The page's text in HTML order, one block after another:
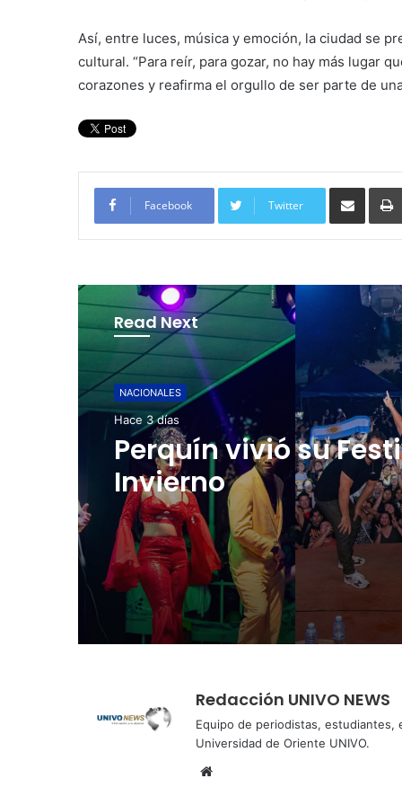
Así, entre luces, música y emoción, la ciudad se
cultural. “Para reír, para gozar, no hay más lugar
corazones y reafirma el orgullo de ser parte de
Facebook Twitter
Compartir por
Read Next
NACIONALES
Hace 3 días
Perquín vivió su
Invierno
NACIONALES
Hace 4 días
Cinco planes
para aprovechar la
semana agostina
Redacción UNIVO NEWS
Equipo de periodistas, estudiantes,
Universidad de Oriente UNIVO.
Sitio